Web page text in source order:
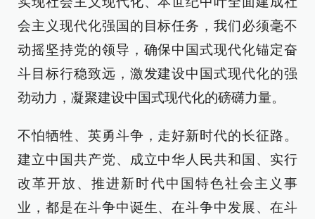
会主义现代化强国的目标任务，我们必须毫不
动摇坚持党的领导，确保中国式现代化锚定奋
斗目标行稳致远，激发建设中国式现代化的强
劲动力，凝聚建设中国式现代化的磅礴力量。
不怕牺牲、英勇斗争，走好新时代的长征路。
建立中国共产党、成立中华人民共和国、实行
改革开放、推进新时代中国特色社会主义事
业，都是在斗争中诞生、在斗争中发展、在斗